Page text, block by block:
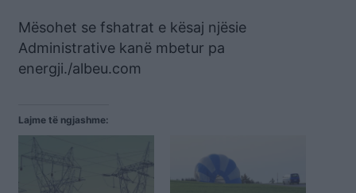
Mësohet se fshatrat e kësaj njësie
Administrative kanë mbetur pa
energji./albeu.com
Lajme të ngjashme: